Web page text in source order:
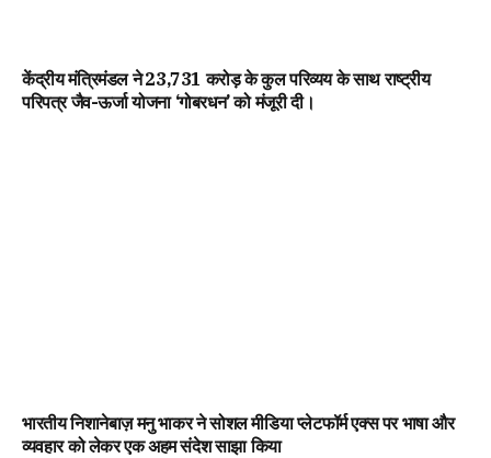
केंद्रीय मंत्रिमंडल ने ₹23,731 करोड़ के कुल परिव्यय के साथ राष्ट्रीय
परिपत्र जैव-ऊर्जा योजना ‘गोबरधन’ को मंजूरी दी।
भारतीय निशानेबाज़ मनु भाकर ने सोशल मीडिया प्लेटफॉर्म एक्स पर भाषा और
व्यवहार को लेकर एक अहम संदेश साझा किया